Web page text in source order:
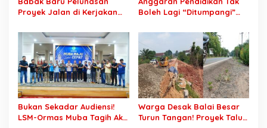
Proyek Jalan di Kerjakan
Rp7,46 Miliar! PPTK Tuding
Ada Dugaan Pemalsuan
Tanda Tangan, Aparat
Ditantang Usut Hingga
Tuntas
Boleh Lagi “Ditumpangi”
Wajib Segera Dilaksanakan!
Bukan Sekadar Audiensi!
LSM-Ormas Muba Tagih Aksi
Warga Desak Balai Besar
Turun Tangan! Proyek Talut